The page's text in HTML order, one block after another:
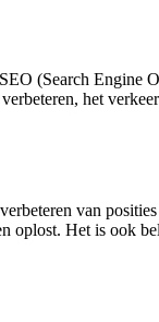
(Search Engine
het
van
oplost. Het is ook